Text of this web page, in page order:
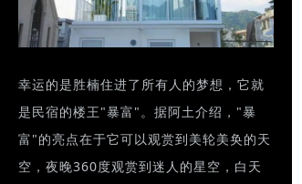
幸运的是胜楠住进了所有人的梦想，它就
是民宿的楼王"暴富"。据阿土介绍，"暴
富"的亮点在于它可以观赏到美轮美奂的天
空，夜晚360度观赏到迷人的星空，白天